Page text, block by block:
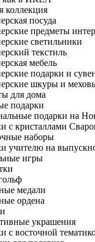
коллекция
посуда
предметы
светильники
текстиль
мебель
подарки и
шкуры и
для дома
подарки
подарки на
с кристаллами
наборы
учителю на
игры
медали
ордена
украшения
с восточной